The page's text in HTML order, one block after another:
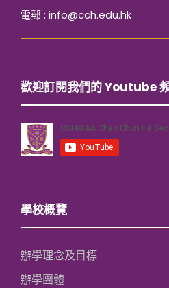
電郵 : info@cch.edu.hk
歡迎訂閱我們的 Youtube
學校概覽
辦學理念及目標
辦學團體